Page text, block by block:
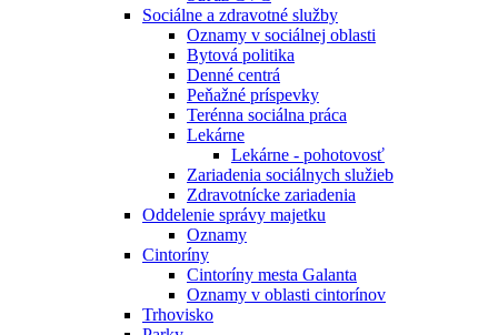
Sociálne a zdravotné služby
Oznamy v sociálnej oblasti
Bytová politika
Denné centrá
Peňažné príspevky
Terénna sociálna práca
Lekárne
Lekárne - pohotovosť
Zariadenia sociálnych služieb
Zdravotnícke zariadenia
Oddelenie správy majetku
Oznamy
Cintoríny
Cintoríny mesta Galanta
Oznamy v oblasti cintorínov
Trhovisko